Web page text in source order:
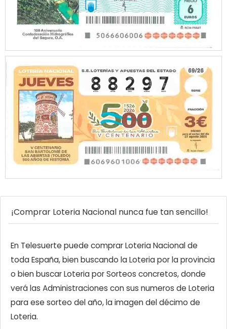
¡Comprar Loteria Nacional nunca fue tan sencillo!
En Telesuerte puede comprar Loteria Nacional de
toda España, bien buscando la Loteria por la provincia
o bien buscar Loteria por Sorteos concretos, donde
verá las Administraciones con sus numeros de Loteria
para ese sorteo del año, la imagen del décimo de
Loteria.